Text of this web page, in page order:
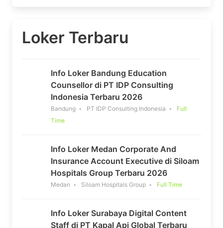
Loker Terbaru
Info Loker Bandung Education
Counsellor di PT IDP Consulting
Indonesia Terbaru 2026
Bandung PT IDP Consulting Indonesia
Full
Time
Info Loker Medan Corporate And
Insurance Account Executive di Siloam
Hospitals Group Terbaru 2026
Medan Siloam Hospitals Group Full Time
Info Loker Surabaya Digital Content
Staff di PT Kapal Api Global Terbaru